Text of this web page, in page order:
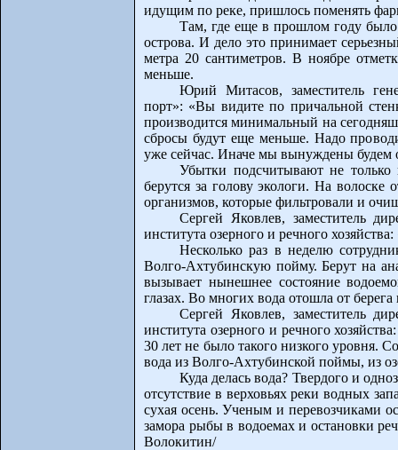
идущим по реке, пришлось поменять
Там, где еще в прошлом году было
острова. И дело это принимает
метра 20 сантиметров. В ноябре
меньше.
Юрий Митасов, заместитель
порт»: «Вы видите по причальной
производится минимальный на
сбросы будут еще меньше. Надо
уже сейчас. Иначе мы вынуждены будем
Убытки подсчитывают не только
берутся за голову экологи. На
организмов, которые фильтровали и
Сергей Яковлев, заместитель
института озерного и речного
Несколько раз в неделю
Волго-Ахтубинскую пойму. Берут на
вызывает нынешнее состояние
глазах. Во многих вода отошла от
Сергей Яковлев, заместитель
института озерного и речного
30 лет не было такого низкого уровня.
вода из Волго-Ахтубинской поймы, из
Куда делась вода? Твердого и
отсутствие в верховьях реки водных
сухая осень. Ученым и перевозчиками
замора рыбы в водоемах и остановки
Волокитин/